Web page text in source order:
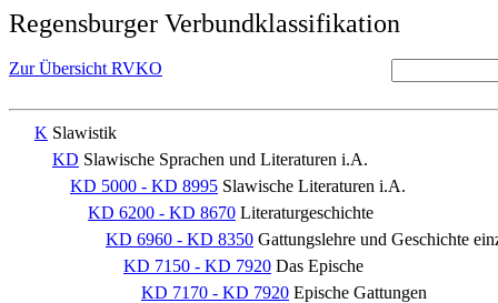
Regensburger Verbundklassifikation
Zur Übersicht RVKO
K Slawistik
KD Slawische Sprachen und Literaturen i.A.
KD 5000 - KD 8995 Slawische Literaturen i.A.
KD 6200 - KD 8670 Literaturgeschichte
KD 6960 - KD 8350 Gattungslehre und Geschichte
KD 7150 - KD 7920 Das Epische
KD 7170 - KD 7920 Epische Gattungen